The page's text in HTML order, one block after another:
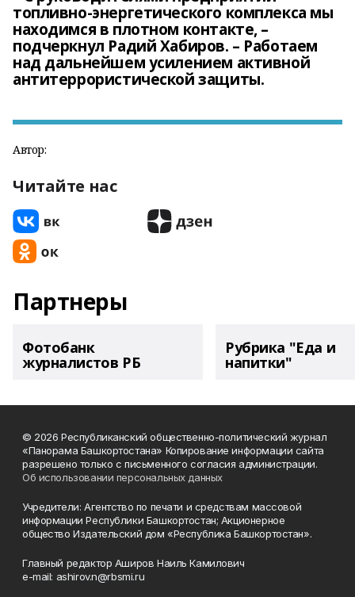
топливно-энергетического комплекса мы
находимся в плотном контакте, –
подчеркнул Радий Хабиров. – Работаем
над дальнейшем усилением активной
антитеррористической защиты.
Автор:
Читайте нас
Партнеры
Фотобанк
журналистов РБ
Рубрика "Еда и
напитки"
© 2026 Республиканский общественно-политический журнал
«Панорама Башкортостана» Копирование информации сайта
разрешено только с письменного согласия администрации.
Об использовании персональных данных
Учредители: Агентство по печати и средствам массовой
информации Республики Башкортостан; Акционерное
общество Издательский дом «Республика Башкортостан».
Главный редактор Аширов Наиль Камилович
e-mail: ashirov.n@rbsmi.ru